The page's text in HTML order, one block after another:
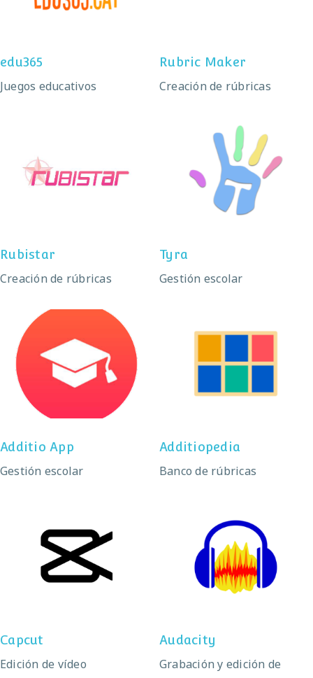
edu365
Juegos educativos
Rubric Maker
Creación de rúbricas
Rubistar
Rubistar
Creación de rúbricas
Tyra
Gestión escolar
Additio App
Additio App
Gestión escolar
Additiopedia
Additiopedia
Banco de rúbricas
Capcut
Capcut
Edición de vídeo
Audacity
Audacity
Grabación y edición de